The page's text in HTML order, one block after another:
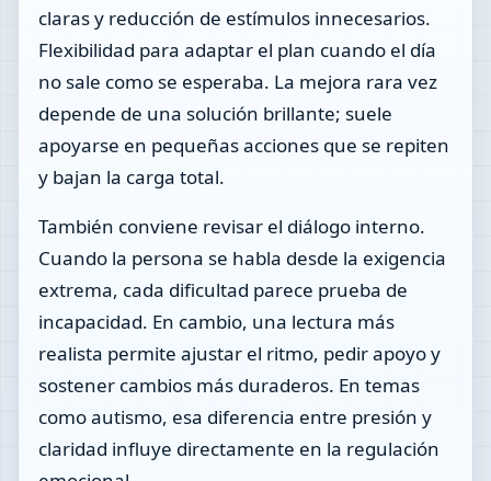
claras y reducción de estímulos innecesarios.
Flexibilidad para adaptar el plan cuando el día
no sale como se esperaba. La mejora rara vez
depende de una solución brillante; suele
apoyarse en pequeñas acciones que se repiten
y bajan la carga total.
También conviene revisar el diálogo interno.
Cuando la persona se habla desde la exigencia
extrema, cada dificultad parece prueba de
incapacidad. En cambio, una lectura más
realista permite ajustar el ritmo, pedir apoyo y
sostener cambios más duraderos. En temas
como autismo, esa diferencia entre presión y
claridad influye directamente en la regulación